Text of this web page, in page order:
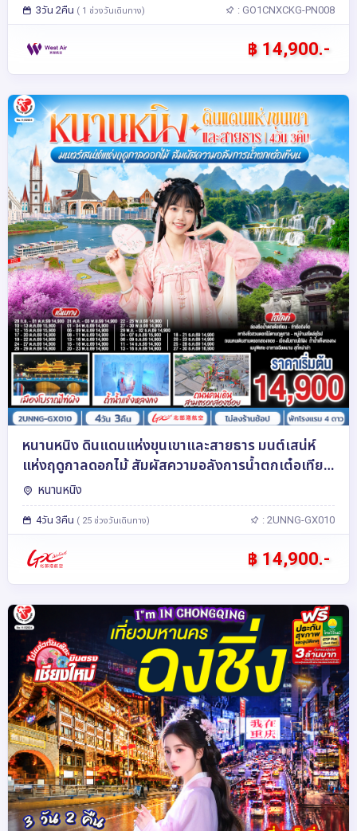
3วัน 2คืน ( 1 ช่วงวันเดินทาง) : GO1CNXCKG-PN008
฿ 14,900.-
หนานหนิง ดินแดนแห่งขุนเขาและสายธาร มนต์เสน่ห์
แห่งฤดูกาลดอกไม้ สัมผัสความอลังการน้ำตกเต๋อเทียน
4 วัน 3 คืน โดยสายการบิน Guangxi Beibu Gulf
Airlines (GX)
หนานหนิง
4วัน 3คืน ( 25 ช่วงวันเดินทาง) : 2UNNG-GX010
฿ 14,900.-